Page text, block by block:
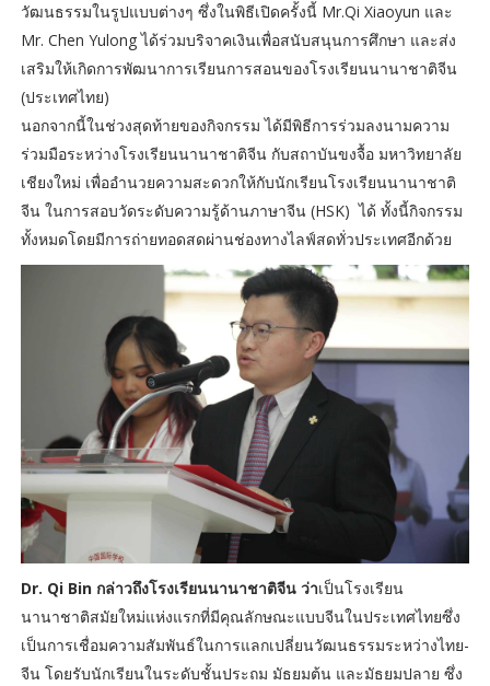
วัฒนธรรมในรูปแบบต่างๆ ซึ่งในพิธีเปิดครั้งนี้ Mr.Qi Xiaoyun และ
Mr. Chen Yulong ได้ร่วมบริจาคเงินเพื่อสนับสนุนการศึกษา และส่ง
เสริมให้เกิดการพัฒนาการเรียนการสอนของโรงเรียนนานาชาติจีน
(ประเทศไทย)
นอกจากนี้ในช่วงสุดท้ายของกิจกรรม ได้มีพิธีการร่วมลงนามความ
ร่วมมือระหว่างโรงเรียนนานาชาติจีน กับสถาบันขงจื้อ มหาวิทยาลัย
เชียงใหม่ เพื่ออำนวยความสะดวกให้กับนักเรียนโรงเรียนนานาชาติ
จีน ในการสอบวัดระดับความรู้ด้านภาษาจีน (HSK) ได้ ทั้งนี้กิจกรรม
ทั้งหมดโดยมีการถ่ายทอดสดผ่านช่องทางไลฟ์สดทั่วประเทศอีกด้วย
Dr. Qi Bin กล่าวถึงโรงเรียนนานาชาติจีน ว่าเป็นโรงเรียน
นานาชาติสมัยใหม่แห่งแรกที่มีคุณลักษณะแบบจีนในประเทศไทยซึ่ง
เป็นการเชื่อมความสัมพันธ์ในการแลกเปลี่ยนวัฒนธรรมระหว่างไทย-
จีน โดยรับนักเรียนในระดับชั้นประถม มัธยมต้น และมัธยมปลาย ซึ่ง